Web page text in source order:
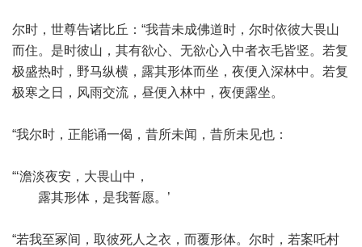
尔时，世尊告诸比丘：“我昔未成佛道时，尔时依彼大畏山
而住。是时彼山，其有欲心、无欲心入中者衣毛皆竖。若复
极盛热时，野马纵横，露其形体而坐，夜便入深林中。若复
极寒之日，风雨交流，昼便入林中，夜便露坐。
“我尔时，正能诵一偈，昔所未闻，昔所未见也：
“‘澹淡夜安，大畏山中，
露其形体，是我誓愿。’
“若我至冢间，取彼死人之衣，而覆形体。尔时，若案吒村